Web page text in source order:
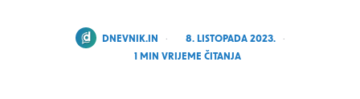
POSTED
DNEVNIK.IN
8. LISTOPADA 2023.
1 MIN VRIJEME ČITANJA